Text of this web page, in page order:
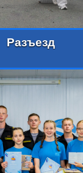
Разъезд